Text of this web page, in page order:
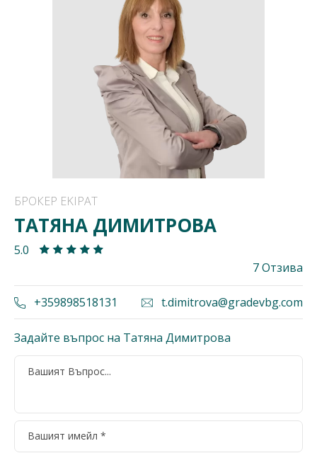
БРОКЕР EKIPAT
ТАТЯНА ДИМИТРОВА
5.0
7 Отзива
+359898518131 t.dimitrova@gradevbg.com
Задайте въпрос на Татяна Димитрова